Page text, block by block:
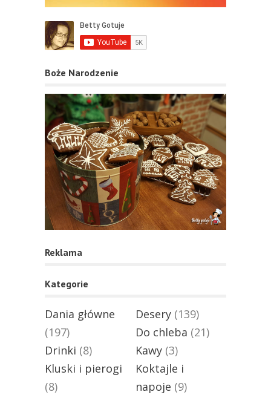
Boże Narodzenie
Reklama
Kategorie
Dania główne
(197)
Desery (139)
Do chleba (21)
Drinki (8) Kawy (3)
Kluski i pierogi
(8)
Koktajle i
napoje (9)